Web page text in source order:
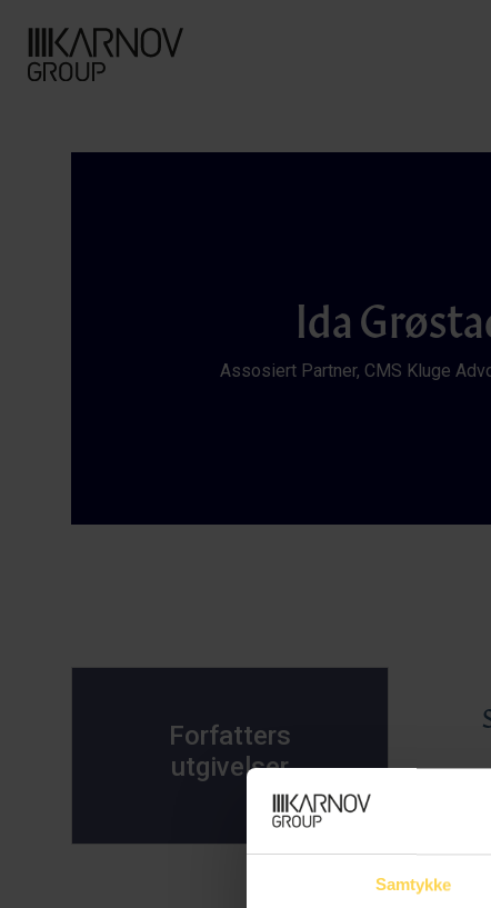
Samtykke
Ida
Assosiert Partner, CMS Kluge
Forfatters
utgivelser